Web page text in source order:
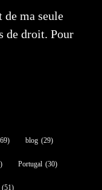
de ma seule
de droit. Pour
blog (29)
Portugal (30)
(51)